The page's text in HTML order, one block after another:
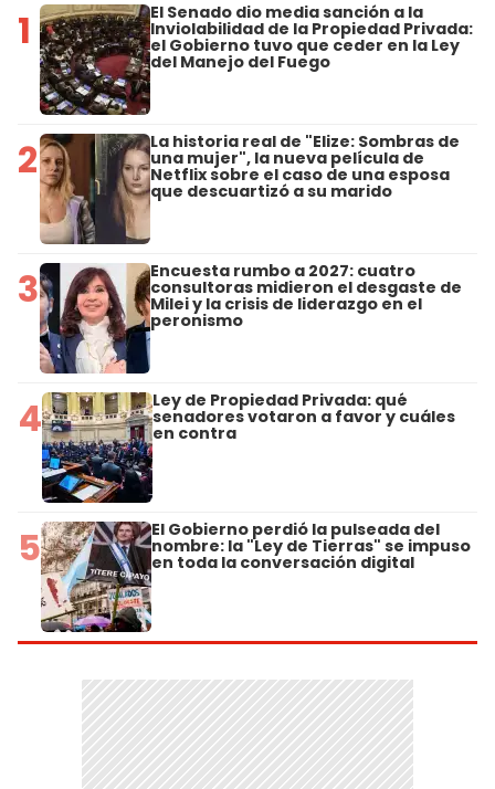
1 El Senado dio media sanción a la
Inviolabilidad de la Propiedad Privada:
el Gobierno tuvo que ceder en la Ley
del Manejo del Fuego
2 La historia real de "Elize: Sombras de
una mujer", la nueva película de
Netflix sobre el caso de una esposa
que descuartizó a su marido
3 Encuesta rumbo a 2027: cuatro
consultoras midieron el desgaste de
Milei y la crisis de liderazgo en el
peronismo
4 Ley de Propiedad Privada: qué
senadores votaron a favor y cuáles
en contra
5 El Gobierno perdió la pulseada del
nombre: la "Ley de Tierras" se impuso
en toda la conversación digital